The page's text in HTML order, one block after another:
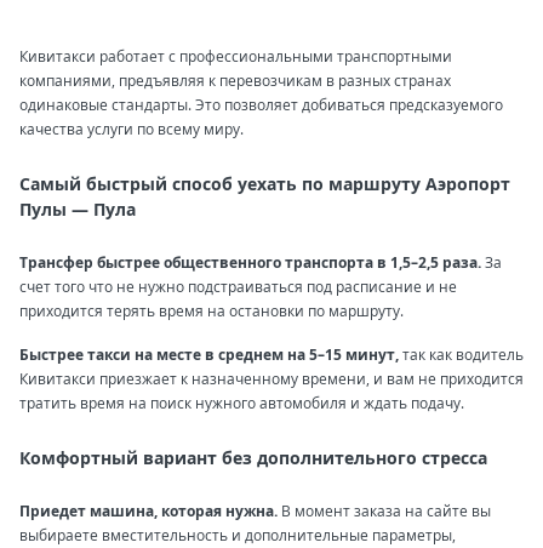
Кивитакси работает с профессиональными транспортными
компаниями, предъявляя к перевозчикам в разных странах
одинаковые стандарты. Это позволяет добиваться предсказуемого
качества услуги по всему миру.
Самый быстрый способ уехать по маршруту Аэропорт
Пулы — Пула
Трансфер быстрее общественного транспорта в 1,5–2,5 раза.За
счет того что не нужно подстраиваться под расписание и не
приходится терять время на остановки по маршруту.
Быстрее такси на месте в среднем на 5–15 минут,так как водитель
Кивитакси приезжает к назначенному времени, и вам не приходится
тратить время на поиск нужного автомобиля и ждать подачу.
Комфортный вариант без дополнительного стресса
Приедет машина, которая нужна. В момент заказа на сайте вы
выбираете вместительность и дополнительные параметры,